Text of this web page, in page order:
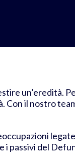
un’eredità.
Con il nostro
i passivi del